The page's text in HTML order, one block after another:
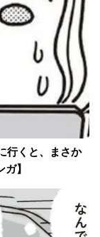
行くと、まさか
】